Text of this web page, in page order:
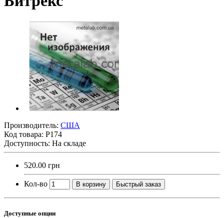
Производитель: США
Код товара: Р174
Доступность: На складе
520.00 грн
Кол-во В корзину Быстрый заказ
Доступные опции